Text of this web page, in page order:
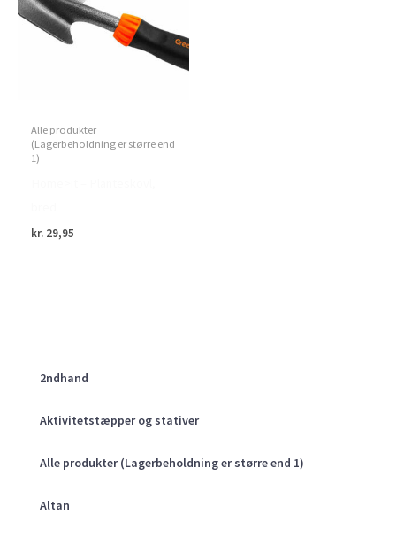
2ndhand
Aktivitetstæpper og stativer
Alle produkter (Lagerbeholdning er større end 1)
Altan
Alle produkter
(Lagerbeholdning er større end
1)
kr. 29,95